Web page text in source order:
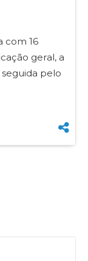
com 16
geral, a
pelo